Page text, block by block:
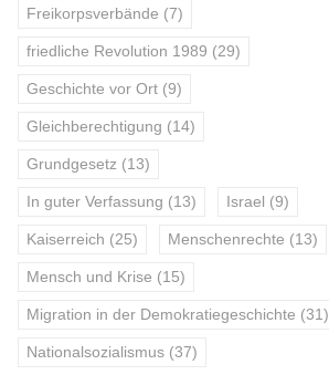
Freikorpsverbände (7)
friedliche Revolution 1989 (29)
Geschichte vor Ort (9)
Gleichberechtigung (14)
Grundgesetz (13)
In guter Verfassung (13) Israel (9)
Kaiserreich (25) Menschenrechte (13)
Mensch und Krise (15)
Migration in der Demokratiegeschichte (31)
Nationalsozialismus (37)